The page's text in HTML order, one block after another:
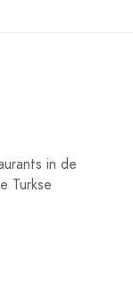
in de
Turkse